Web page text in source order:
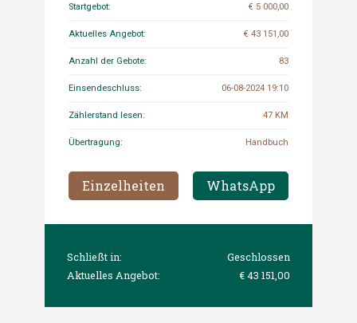
Startgebot: € 5 000,00
Aktuelles Angebot: € 43 151,00
Anzahl der Gebote: 83
Einsendeschluss: 06-08-2024 19:10
Zählerstand lesen: 47 KM
Übertragung: Handbuch
Einzelheiten WhatsApp
Schließt in:
Geschlossen
Aktuelles Angebot:
€ 43 151,00